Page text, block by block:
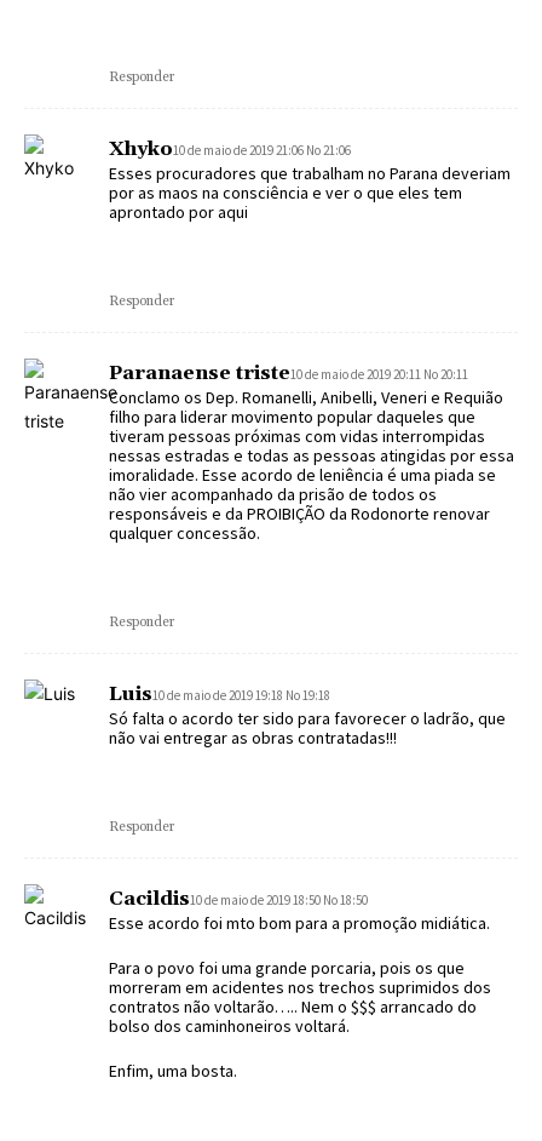
Responder
Xhyko10 de maio de 2019 21:06 No 21:06
Esses procuradores que trabalham no Parana deveriam
por as maos na consciência e ver o que eles tem
aprontado por aqui
Responder
Paranaense triste10 de maio de 2019 20:11 No 20:11
Conclamo os Dep. Romanelli, Anibelli, Veneri e Requião
filho para liderar movimento popular daqueles que
tiveram pessoas próximas com vidas interrompidas
nessas estradas e todas as pessoas atingidas por essa
imoralidade. Esse acordo de leniência é uma piada se
não vier acompanhado da prisão de todos os
responsáveis e da PROIBIÇÃO da Rodonorte renovar
qualquer concessão.
Responder
Luis10 de maio de 2019 19:18 No 19:18
Só falta o acordo ter sido para favorecer o ladrão, que
não vai entregar as obras contratadas!!!
Responder
Cacildis10 de maio de 2019 18:50 No 18:50
Esse acordo foi mto bom para a promoção midiática.
Para o povo foi uma grande porcaria, pois os que
morreram em acidentes nos trechos suprimidos dos
contratos não voltarão….. Nem o $$$ arrancado do
bolso dos caminhoneiros voltará.
Enfim, uma bosta.